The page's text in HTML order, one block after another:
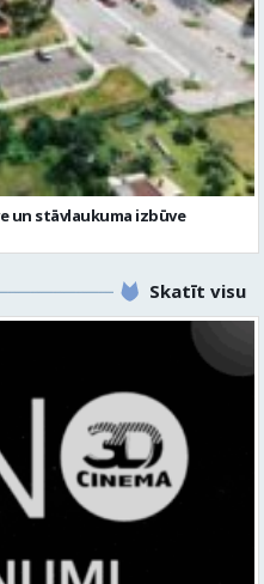
un stāvlaukuma izbūve
Skatīt visu